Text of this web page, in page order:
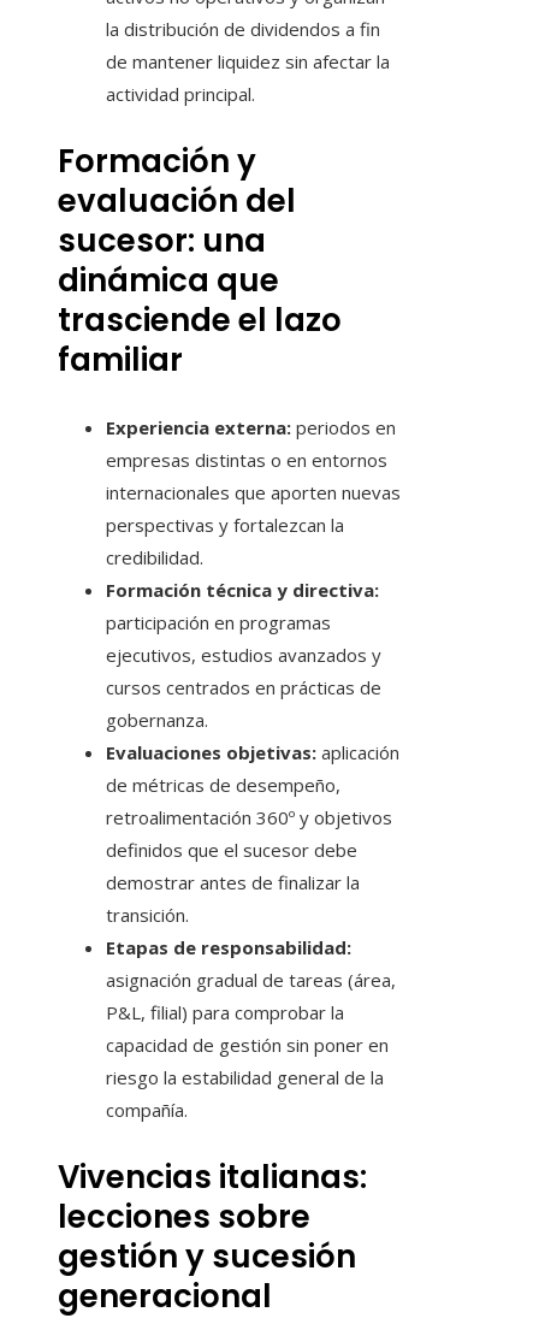
la distribución de dividendos a fin
de mantener liquidez sin afectar la
actividad principal.
Formación y
evaluación del
sucesor: una
dinámica que
trasciende el lazo
familiar
Experiencia externa: periodos en
empresas distintas o en entornos
internacionales que aporten nuevas
perspectivas y fortalezcan la
credibilidad.
Formación técnica y directiva:
participación en programas
ejecutivos, estudios avanzados y
cursos centrados en prácticas de
gobernanza.
Evaluaciones objetivas: aplicación
de métricas de desempeño,
retroalimentación 360º y objetivos
definidos que el sucesor debe
demostrar antes de finalizar la
transición.
Etapas de responsabilidad:
asignación gradual de tareas (área,
P&L, filial) para comprobar la
capacidad de gestión sin poner en
riesgo la estabilidad general de la
compañía.
Vivencias italianas:
lecciones sobre
gestión y sucesión
generacional